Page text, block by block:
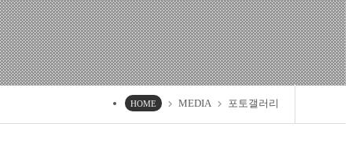
HOME chevron_right MEDIA chevron_right 포토갤러리